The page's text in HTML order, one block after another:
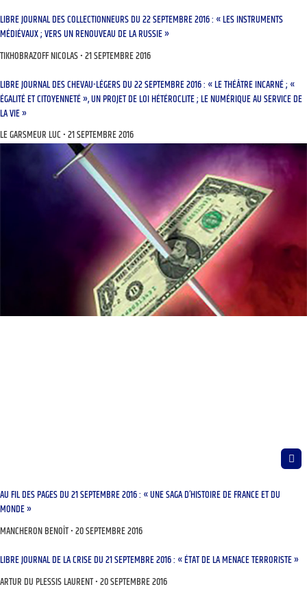
LIBRE JOURNAL DES COLLECTIONNEURS DU 22 SEPTEMBRE 2016 : « LES INSTRUMENTS
MÉDIÉVAUX ; VERS UN RENOUVEAU DE LA RUSSIE »
TIKHOBRAZOFF NICOLAS 21 SEPTEMBRE 2016
LIBRE JOURNAL DES CHEVAU-LÉGERS DU 22 SEPTEMBRE 2016 : « LE THÉÂTRE INCARNÉ ; «
ÉGALITÉ ET CITOYENNETÉ », UN PROJET DE LOI HÉTÉROCLITE ; LE NUMÉRIQUE AU SERVICE DE
LA VIE »
LE GARSMEUR LUC 21 SEPTEMBRE 2016
AU FIL DES PAGES DU 21 SEPTEMBRE 2016 : « UNE SAGA D’HISTOIRE DE FRANCE ET DU
MONDE »
MANCHERON BENOÎT 20 SEPTEMBRE 2016
LIBRE JOURNAL DE LA CRISE DU 21 SEPTEMBRE 2016 : « ÉTAT DE LA MENACE TERRORISTE »
ARTUR DU PLESSIS LAURENT 20 SEPTEMBRE 2016